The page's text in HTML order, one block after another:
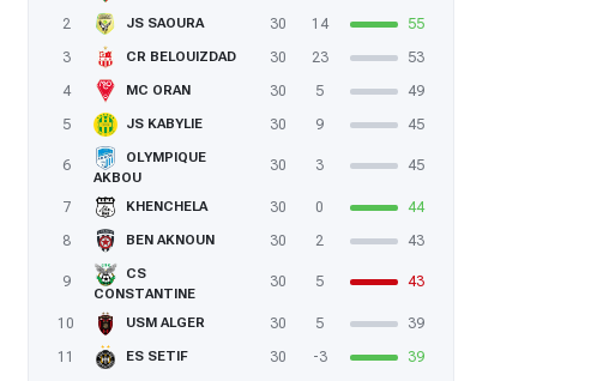
2
JS SAOURA 30 14
55
3
CR BELOUIZDAD 30 23
53
4
MC ORAN 30 5
49
5
JS KABYLIE 30 9 45
6
OLYMPIQUE
AKBOU
30 3 45
7 KHENCHELA 30 0
44
8
BEN AKNOUN 30 2 43
9
CS
CONSTANTINE
30 5 43
10 USM ALGER 30 5
39
11
ES SETIF 30 -3
39